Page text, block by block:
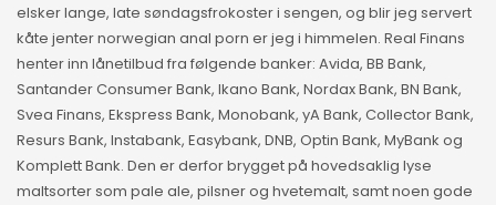
elsker lange, late søndagsfrokoster i sengen, og blir jeg servert
kåte jenter norwegian anal porn er jeg i himmelen. Real Finans
henter inn lånetilbud fra følgende banker: Avida, BB Bank,
Santander Consumer Bank, Ikano Bank, Nordax Bank, BN Bank,
Svea Finans, Ekspress Bank, Monobank, yA Bank, Collector Bank,
Resurs Bank, Instabank, Easybank, DNB, Optin Bank, MyBank og
Komplett Bank. Den er derfor brygget på hovedsaklig lyse
maltsorter som pale ale, pilsner og hvetemalt, samt noen gode